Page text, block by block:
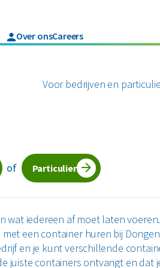
Onze diensten
PMD
Over onsCareers
Voor bedrijven en
of Particulier
wat iedereen af moet laten
een container huren bij
en je kunt verschillende
juiste containers ontvangt en